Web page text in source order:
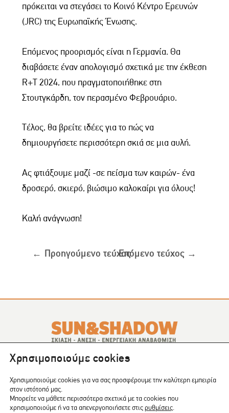
πρόκειται να στεγάσει το Κοινό Κέντρο Ερευνών
(JRC) της Ευρωπαϊκής Ένωσης.
Επόμενος προορισμός είναι η Γερμανία. Θα
διαβάσετε έναν απολογισμό σχετικά με την έκθεση
R+T 2024, που πραγματοποιήθηκε στη
Στουτγκάρδη, τον περασμένο Φεβρουάριο.
Τέλος, θα βρείτε ιδέες για το πώς να
δημιουργήσετε περισσότερη σκιά σε μια αυλή.
Ας φτιάξουμε μαζί -σε πείσμα των καιρών- ένα
δροσερό, σκιερό, βιώσιμο καλοκαίρι για όλους!
Καλή ανάγνωση!
← Προηγούμενο τεύχοςΕπόμενο τεύχος →
Το SUN & SHADOW είναι ένα περιοδικό που εκδίδεται
4 τεύχη το χρόνο
COPYRIGHT © 2024 | CREATED BY:Shape
Χρησιμοποιούμε cookies
Χρησιμοποιούμε cookies για να σας προσφέρουμε την καλύτερη εμπειρία
στον ιστότοπό μας.
Μπορείτε να μάθετε περισσότερα σχετικά με τα cookies που
χρησιμοποιούμε ή να τα απενεργοποιήσετε στιςρυθμίσεις